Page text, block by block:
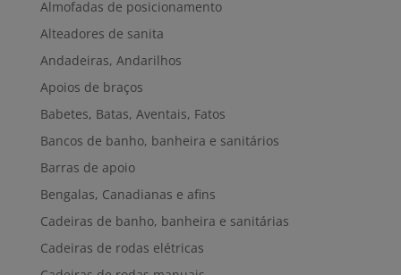
Almofadas de posicionamento
Alteadores de sanita
Andadeiras, Andarilhos
Apoios de braços
Babetes, Batas, Aventais, Fatos
Bancos de banho, banheira e sanitários
Barras de apoio
Bengalas, Canadianas e afins
Cadeiras de banho, banheira e sanitárias
Cadeiras de rodas elétricas